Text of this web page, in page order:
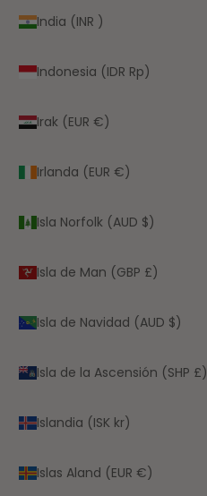
India (INR ₹)
Indonesia (IDR Rp)
Irak (EUR €)
Irlanda (EUR €)
Isla Norfolk (AUD $)
Isla de Man (GBP £)
Isla de Navidad (AUD $)
Isla de la Ascensión (SHP £)
Islandia (ISK kr)
Islas Aland (EUR €)